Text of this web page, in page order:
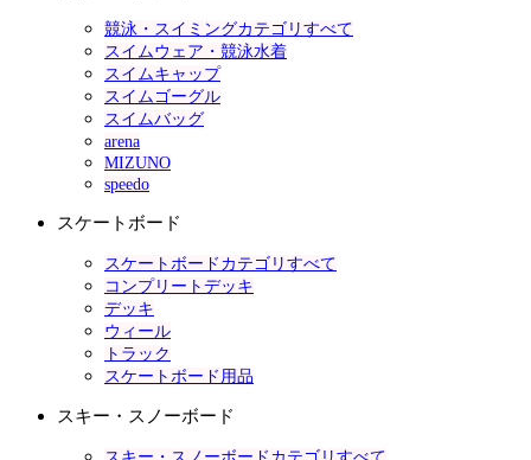
競泳・スイミングカテゴリすべて
スイムウェア・競泳水着
スイムキャップ
スイムゴーグル
スイムバッグ
arena
MIZUNO
speedo
スケートボード
スケートボードカテゴリすべて
コンプリートデッキ
デッキ
ウィール
トラック
スケートボード用品
スキー・スノーボード